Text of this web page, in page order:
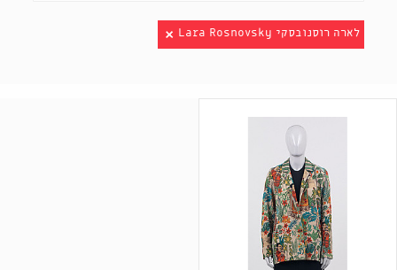
לארה רוסנובסקי Lara Rosnovsky